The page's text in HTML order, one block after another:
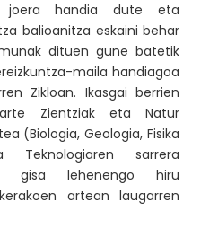
joera handia dute eta
balioanitza eskaini behar
dituen gune batetik
maila handiagoa
Zikloan. Ikasgai berrien
Zientziak eta Natur
(Biologia, Geologia, Fisika
sarrera
gisa lehenengo hiru
artean laugarren